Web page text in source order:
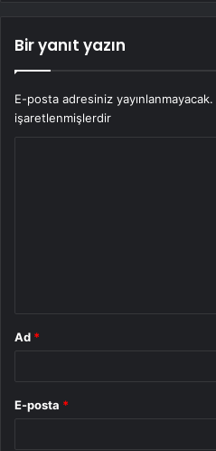
Bir yanıt yazın
E-posta adresiniz yayınlanmayacak.
işaretlenmişlerdir
Ad *
E-posta *